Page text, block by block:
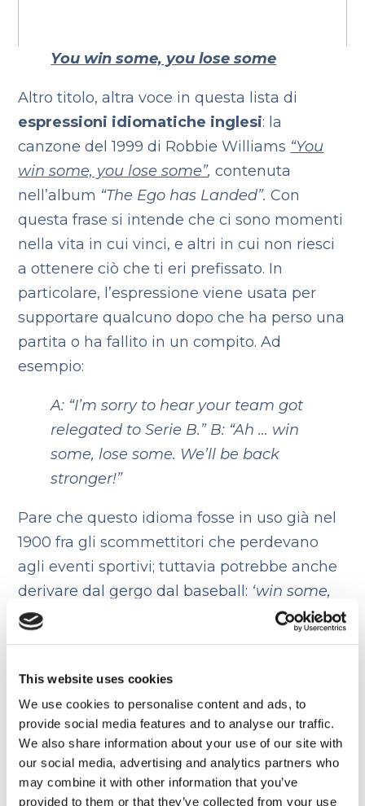
This website uses cookies
We use cookies to personalise content and ads, to
provide social media features and to analyse our traffic.
We also share information about your use of our site with
our social media, advertising and analytics partners who
may combine it with other information that you’ve
provided to them or that they’ve collected from your use
You win some, you lose some
Altro titolo, altra voce in questa lista di
espressioni idiomatiche inglesi: la
canzone del 1999 di Robbie Williams “You
win some, you lose some”,contenuta
nell’album “The Ego has Landed”.Con
questa frase si intende che ci sono momenti
nella vita in cui vinci, e altri in cui non riesci
a ottenere ciò che ti eri prefissato. In
particolare, l’espressione viene usata per
supportare qualcuno dopo che ha perso una
partita o ha fallito in un compito. Ad
esempio:
A: “I’m sorry to hear your team got
relegated to Serie B.” B: “Ah … win
some, lose some. We’ll be back
stronger!”
Pare che questo idioma fosse in uso già nel
1900 fra gli scommettitori che perdevano
agli eventi sportivi; tuttavia potrebbe anche
derivare dal gergo dal baseball: ‘win some,
lose some, some rained out’
veniva usato
negli anni ’40. In questa canzone, Robbie
soffre ancora e per cui canta
you win and sometimes you lose”…
Espressioni idiomatiche inglesi–
Fight fire with fire